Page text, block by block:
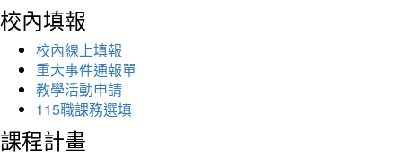
校內填報
校內線上填報
重大事件通報單
教學活動申請
115職課務選填
課程計畫